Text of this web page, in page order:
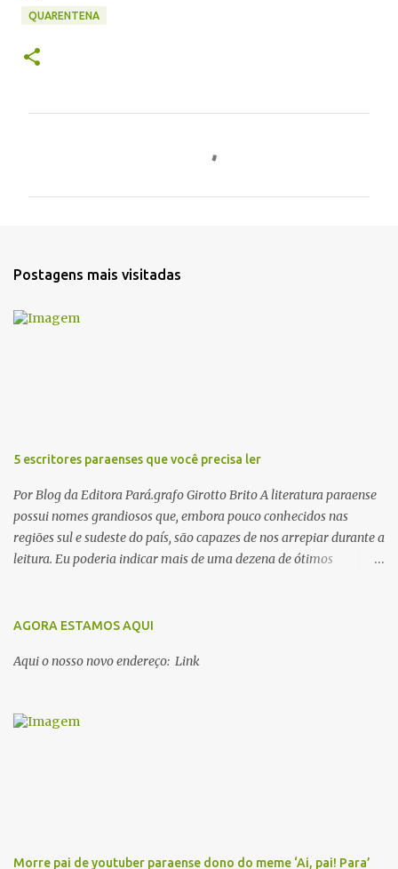
QUARENTENA
r
Postagens mais visitadas
5 escritores paraenses que você precisa ler
Por Blog da Editora Pará.grafo Girotto Brito A literatura paraense
possui nomes grandiosos que, embora pouco conhecidos nas
regiões sul e sudeste do país, são capazes de nos arrepiar durante a
leitura. Eu poderia indicar mais de uma dezena de ótimos
1. Dalcídio Jurandir Nascido na cidade de Ponta de Pedras, Ilha do
dos quais 10 formam o chamado Ciclo do Extremo Norte -- uma
completar seus estudos na cidade grande. A série inicia com o livro
AGORA ESTAMOS AQUI
Aqui o nosso novo endereço: Link
Morre pai de youtuber paraense dono do meme ‘Ai, pai! Para’